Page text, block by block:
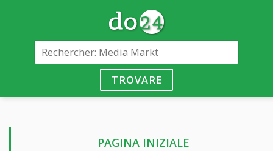
TROVARE
PAGINA INIZIALE